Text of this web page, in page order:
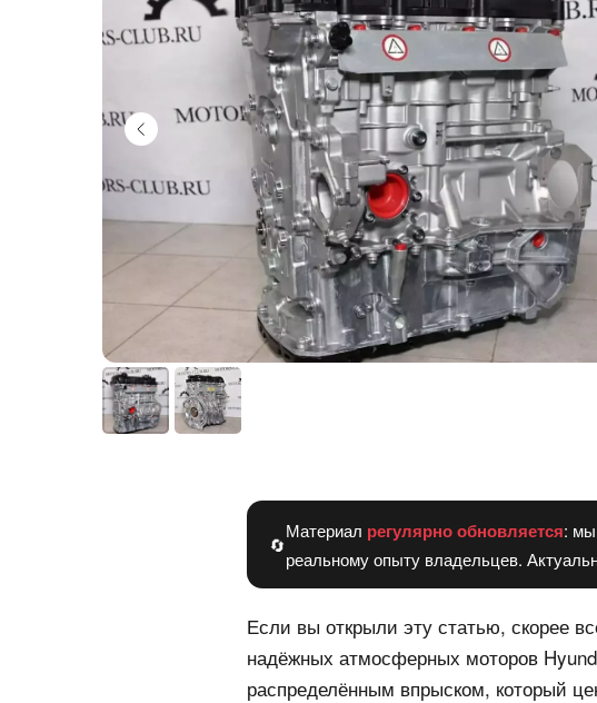
🔄
Материал регулярно обновляется: мы
реальному опыту владельцев.
Если вы открыли эту статью, скорее
надёжных атмосферных моторов
распределённым впрыском, который